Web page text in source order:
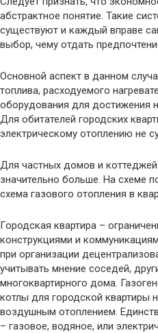
абстрактное понятие. Такие
существуют и каждый вправе
выбор, чему отдать
Основной аспект в данном
топлива, расходуемого
оборудования для достижения
Для обитателей городских
электрическому отоплению не
Для частных домов и
значительно больше. На схеме
схема газового отопления в
Городская квартира –
конструкциями и
при организации
учитывать мнение соседей,
многоквартирного дома.
котлы для городской квартиры
воздушным отоплением.
– газовое, водяное, или